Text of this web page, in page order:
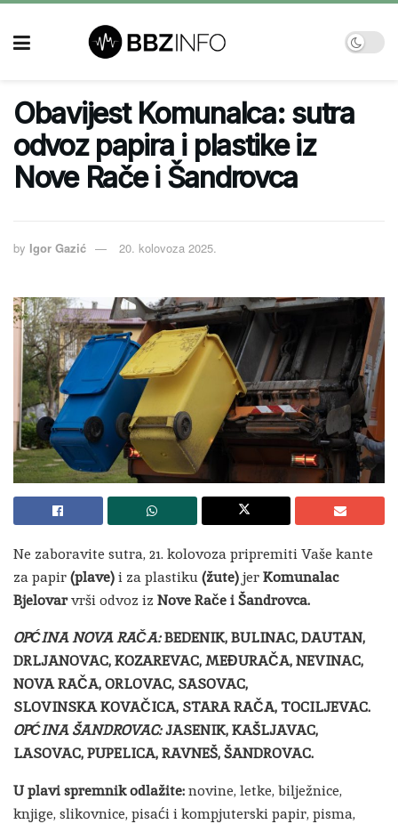
Obavijest Komunalca: sutra
odvoz papira i plastike iz
Nove Rače i Šandrovca
by Igor Gazić 20. kolovoza 2025.
Ne zaboravite sutra, 21. kolovoza pripremiti Vaše kante
za papir(plave)i za plastiku(žute)jerKomunalac
Bjelovarvrši odvoz iz Nove Rače i Šandrovca.
OPĆINA NOVA RAČA:BEDENIK, BULINAC, DAUTAN,
DRLJANOVAC,KOZAREVAC, MEĐURAČA, NEVINAC,
NOVA RAČA, ORLOVAC, SASOVAC,
SLOVINSKA KOVAČICA, STARA RAČA, TOCILJEVAC.
OPĆINA ŠANDROVAC:JASENIK, KAŠLJAVAC,
LASOVAC, PUPELICA, RAVNEŠ,ŠANDROVAC.
U plavi spremnik odlažite:novine, letke, bilježnice,
knjige, slikovnice, pisaći i kompjuterski papir, pisma,